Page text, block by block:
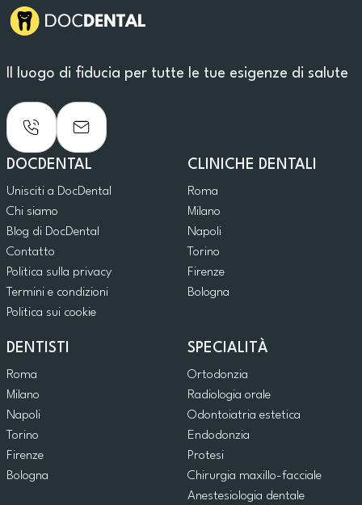
Il luogo di fiducia per tutte le tue esigenze di salute
DOCDENTAL
Unisciti a DocDental
Chi siamo
Blog di DocDental
Contatto
Politica sulla privacy
Termini e condizioni
Politica sui cookie
CLINICHE DENTALI
Roma
Milano
Napoli
Torino
Firenze
Bologna
DENTISTI
Roma
Milano
Napoli
Torino
Firenze
Bologna
SPECIALITÀ
Ortodonzia
Radiologia orale
Odontoiatria estetica
Endodonzia
Protesi
Chirurgia maxillo-facciale
Anestesiologia dentale